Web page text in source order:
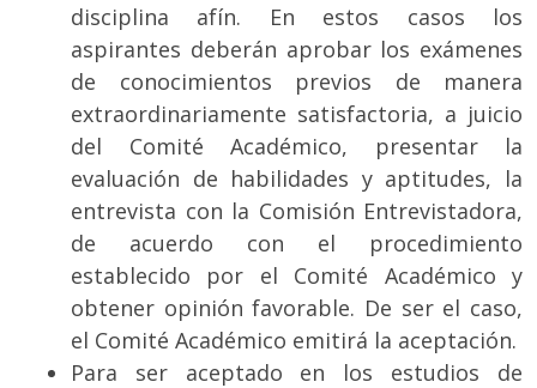
disciplina afín. En estos casos los
aspirantes deberán aprobar los exámenes
de conocimientos previos de manera
extraordinariamente satisfactoria, a juicio
del Comité Académico, presentar la
evaluación de habilidades y aptitudes, la
entrevista con la Comisión Entrevistadora,
de acuerdo con el procedimiento
establecido por el Comité Académico y
obtener opinión favorable. De ser el caso,
el Comité Académico emitirá la aceptación.
Para ser aceptado en los estudios de